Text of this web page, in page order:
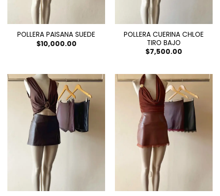
POLLERA PAISANA SUEDE
$10,000.00
POLLERA CUERINA CHLOE
TIRO BAJO
$7,500.00